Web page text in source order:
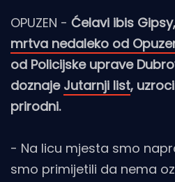
OPUZEN - Ćelavi ibis
mrtva nedaleko od
od Policijske uprave
doznaje Jutarnji list,
prirodni.
- Na licu mjesta smo
smo primijetili da nema